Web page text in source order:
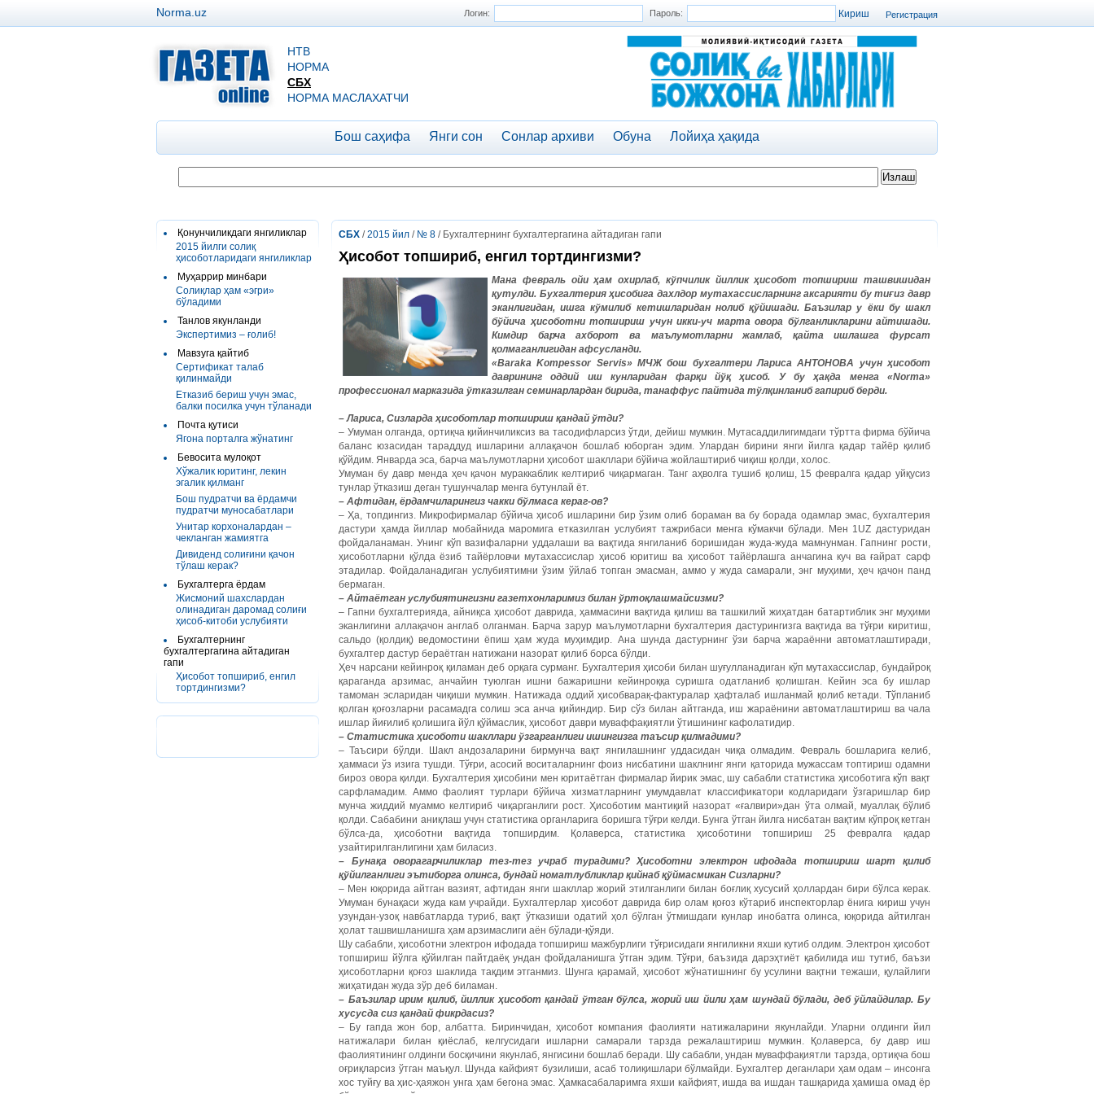
Регистрация
Логин: Пароль:
Norma.uz
НТВ
НОРМА
СБХ
НОРМА МАСЛАХАТЧИ
Бош саҳифа Янги сон Сонлар архиви Обуна Лойиҳа ҳақида
Қонунчиликдаги янгиликлар
2015 йилги солиқ
ҳисоботларидаги янгиликлар
Муҳаррир минбари
Солиқлар ҳам «эгри»
бўладими
Танлов якунланди
Экспертимиз – ғолиб!
Мавзуга қайтиб
Сертификат талаб
қилинмайди
Етказиб бериш учун эмас,
балки посилка учун тўланади
Почта қутиси
Ягона порталга жўнатинг
Бевосита мулоқот
Хўжалик юритинг, лекин
эгалик қилманг
Бош пудратчи ва ёрдамчи
пудратчи муносабатлари
Унитар корхоналардан –
чекланган жамиятга
Дивиденд солиғини қачон
тўлаш керак?
Бухгалтерга ёрдам
Жисмоний шахслардан
олинадиган даромад солиғи
ҳисоб-китоби услубияти
Бухгалтернинг
бухгалтергагина айтадиган
гапи
Ҳисобот топшириб, енгил
тортдингизми?
СБХ /2015 йил / № 8 / Бухгалтернинг бухгалтергагина айтадиган гапи
Ҳисобот топшириб, енгил тортдингизми?
Мана февраль ойи ҳам охирлаб, кўпчилик йиллик ҳисобот топшириш ташвишидан
қутулди. Бухгалтерия ҳисобига дахлдор мутахассисларнинг аксарияти бу тиғиз давр
эканлигидан,ишга кўмилиб кетишларидан нолиб қўйишади.Баъзилар у ёки бу шакл
бўйича ҳисоботни топшириш учун икки-уч марта овора бўлганликларини айтишади.
Кимдир
барча ахборот ва маълумотларни жамлаб, қайта ишлашга
фурсат
қолмаганлигидан афсусланди.
«Baraka Kompessor Servis» МЧЖ бош бухгалтери Лариса АНТОНОВА учун ҳисобот
даврининг
оддий иш кунларидан фарқи йўқ ҳисоб. У бу ҳақда менга«Norma»
профессионал марказида ўтказилган семинарлардан бирида, танаффус пайтида тўлқинланиб гапириб берди.
–Лариса, Сизларда ҳисоботлар топшириш қандай ўтди?
– Умуман олганда, ортиқча қийинчиликсиз ва тасодифларсиз ўтди, дейиш мумкин. Мутасаддилигимдаги тўртта фирма бўйича
баланс юзасидан тараддуд ишларини аллақачон бошлаб юборган эдим. Улардан бирини янги йилга қадар тайёр қилиб
қўйдим. Январда эса, барча маълумотларни ҳисобот шакллари бўйича жойлаштириб чиқиш қолди, холос.
Умуман бу давр менда ҳеч қачон мураккаблик келтириб чиқармаган. Танг аҳволга тушиб қолиш, 15 февралга қадар уйқусиз
тунлар ўтказиш деган тушунчалар менга бутунлай ёт.
– Афтидан, ёрдамчиларингиз чакки бўлмаса кераг-ов?
– Ҳа, топдингиз. Микрофирмалар бўйича ҳисоб ишларини бир ўзим олиб бораман ва бу борада одамлар эмас, бухгалтерия
дастури ҳамда йиллар мобайнида маромига етказилган услубият тажрибаси менга кўмакчи бўлади. Мен 1UZ дастуридан
фойдаланаман. Унинг кўп вазифаларни уддалаши ва вақтида янгиланиб боришидан жуда-жуда мамнунман. Гапнинг рости,
ҳисоботларни қўлда ёзиб тайёрловчи мутахассислар ҳисоб юритиш ва ҳисобот тайёрлашга анчагина куч ва ғайрат сарф
этадилар. Фойдаланадиган услубиятимни ўзим ўйлаб топган эмасман, аммо у жуда самарали, энг муҳими, ҳеч қачон панд
бермаган.
– Айтаётган услубиятингизни газетхонларимиз билан ўртоқлашмайсизми?
– Гапни бухгалтерияда, айниқса ҳисобот даврида, ҳаммасини вақтида қилиш ва ташкилий жиҳатдан батартиблик энг муҳими
эканлигини аллақачон англаб олганман. Барча зарур маълумотларни бухгалтерия дастурингизга вақтида ва тўғри киритиш,
сальдо (қолдиқ) ведомостини ёпиш ҳам жуда муҳимдир. Ана шунда дастурнинг ўзи барча жараённи автоматлаштиради,
бухгалтер дастур бераётган натижани назорат қилиб борса бўлди.
Ҳеч нарсани кейинроқ қиламан деб орқага сурманг. Бухгалтерия ҳисоби билан шуғулланадиган кўп мутахассислар, бундайроқ
қараганда арзимас, анчайин туюлган ишни бажаришни кейинроққа суришга одатланиб қолишган. Кейин эса бу ишлар
тамоман эсларидан чиқиши мумкин. Натижада оддий ҳисобварақ-фактуралар ҳафталаб ишланмай қолиб кетади. Тўпланиб
қолган қоғозларни расамадга солиш эса анча қийиндир. Бир сўз билан айтганда, иш жараёнини автоматлаштириш ва чала
ишлар йиғилиб қолишига йўл қўймаслик, ҳисобот даври муваффақиятли ўтишининг кафолатидир.
– Статистика ҳисоботи шакллари ўзгарганлиги ишингизга таъсир қилмадими?
– Таъсири бўлди. Шакл андозаларини бирмунча вақт янгилашнинг уддасидан чиқа олмадим. Февраль бошларига келиб,
ҳаммаси ўз изига тушди. Тўғри, асосий воситаларнинг фоиз нисбатини шаклнинг янги қаторида мужассам топтириш одамни
бироз овора қилди. Бухгалтерия ҳисобини мен юритаётган фирмалар йирик эмас, шу сабабли статистика ҳисоботига кўп вақт
сарфламадим. Аммо фаолият турлари бўйича хизматларнинг умумдавлат классификатори кодларидаги ўзгаришлар бир
мунча жиддий муаммо келтириб чиқарганлиги рост. Ҳисоботим мантиқий назорат «ғалвири»дан ўта олмай, муаллақ бўлиб
қолди. Сабабини аниқлаш учун статистика органларига боришга тўғри келди. Бунга ўтган йилга нисбатан вақтим кўпроқ кетган
бўлса-да, ҳисоботни вақтида топширдим. Қолаверса, статистика ҳисоботини топшириш 25 февралга қадар
узайтирилганлигини ҳам биласиз.
– Бунақа оворагарчиликлар тез-тез учраб турадими? Ҳисоботни электрон ифодада топшириш шарт қилиб
қўйилганлиги эътиборга олинса, бундай номатлубликлар қийнаб қўймасмикан Сизларни?
– Мен юқорида айтган вазият, афтидан янги шакллар жорий этилганлиги билан боғлиқ хусусий ҳоллардан бири бўлса керак.
Умуман бунақаси жуда кам учрайди. Бухгалтерлар ҳисобот даврида бир олам қоғоз кўтариб инспекторлар ёнига кириш учун
узундан-узоқ навбатларда туриб, вақт ўтказиши одатий ҳол бўлган ўтмишдаги кунлар инобатга олинса, юқорида айтилган
ҳолат ташвишланишга ҳам арзимаслиги аён бўлади-қўяди.
Шу сабабли, ҳисоботни электрон ифодада топшириш мажбурлиги тўғрисидаги янгиликни яхши кутиб олдим. Электрон ҳисобот
топшириш йўлга қўйилган пайтдаёқ ундан фойдаланишга ўтган эдим. Тўғри, баъзида дарэҳтиёт қабилида иш тутиб, баъзи
ҳисоботларни қоғоз шаклида тақдим этганмиз. Шунга қарамай, ҳисобот жўнатишнинг бу усулини вақтни тежаши, қулайлиги
жиҳатидан жуда зўр деб биламан.
– Баъзилар ирим қилиб, йиллик ҳисобот қандай ўтган бўлса, жорий иш йили ҳам шундай бўлади, деб ўйлайдилар. Бу
хусусда сиз қандай фикрдасиз?
– Бу гапда жон бор, албатта. Биринчидан, ҳисобот компания фаолияти натижаларини якунлайди. Уларни олдинги йил
натижалари билан қиёслаб, келгусидаги ишларни самарали тарзда режалаштириш мумкин. Қолаверса, бу давр иш
фаолиятининг олдинги босқичини якунлаб, янгисини бошлаб беради. Шу сабабли, ундан муваффақиятли тарзда, ортиқча бош
оғриқларсиз ўтган маъқул. Шунда кайфият бузилиши, асаб толиқишлари бўлмайди. Бухгалтер деганлари ҳам одам – инсонга
хос туйғу ва ҳис-ҳаяжон унга ҳам бегона эмас. Ҳамкасабаларимга яхши кайфият, ишда ва ишдан ташқарида ҳамиша омад ёр